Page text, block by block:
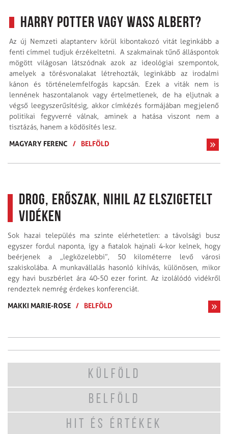
Harry Potter vagy Wass Albert?
Az új Nemzeti alaptanterv körül kibontakozó vitát leginkább a
fenti címmel tudjuk érzékeltetni. A szakmainak tűnő álláspontok
mögött világosan látszódnak azok az ideológiai szempontok,
amelyek a törésvonalakat létrehozták, leginkább az irodalmi
kánon és történelemfelfogás kapcsán. Ezek a viták nem is
lennének haszontalanok vagy értelmetlenek, de ha eljutnak a
végső leegyszerűsítésig, akkor címkézés formájában megjelenő
politikai fegyverré válnak, aminek a hatása viszont nem a
tisztázás, hanem a ködösítés lesz.
MAGYARY FERENC
/ BELFÖLD
Drog, erőszak, nihil az elszigetelt
vidéken
Sok hazai település ma szinte elérhetetlen: a távolsági busz
egyszer fordul naponta, így a fiatalok hajnali 4-kor kelnek, hogy
beérjenek a „legközelebbi”, 50 kilométerre levő városi
szakiskolába. A munkavállalás hasonló kihívás, különösen, mikor
egy havi buszbérlet ára 40-50 ezer forint. Az izolálódó vidékről
rendeztek nemrég érdekes konferenciát.
MAKKI MARIE-ROSE / BELFÖLD
KÜLFÖLD
BELFÖLD
HIT ÉS ÉRTÉKEK